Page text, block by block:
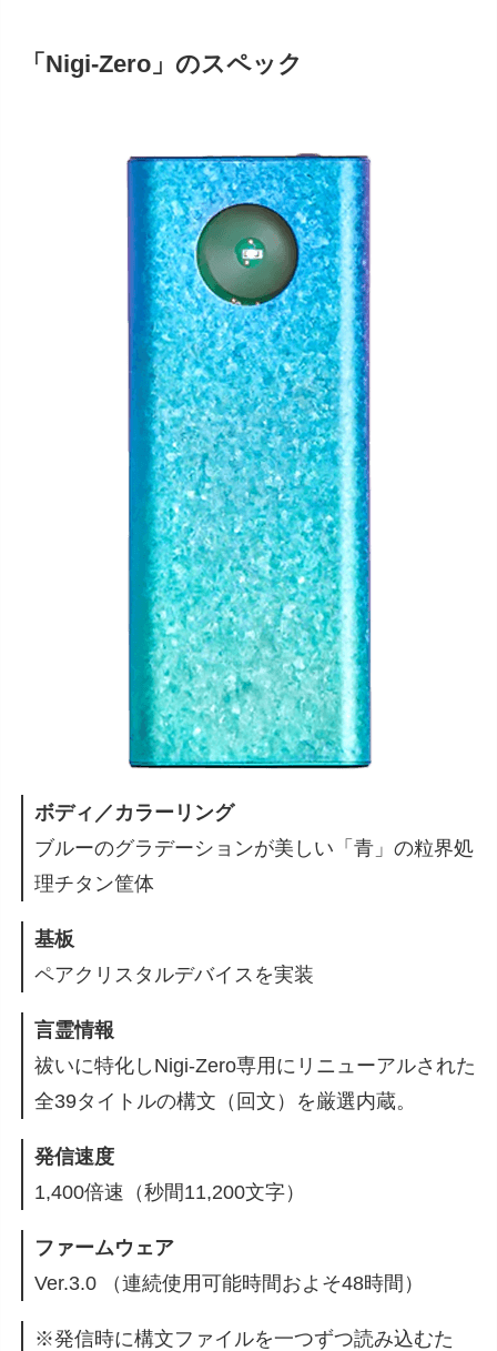
「Nigi-Zero」のスペック
ボディ／カラーリング
ブルーのグラデーションが美しい「青」の粒界処
理チタン筐体
基板
ペアクリスタルデバイスを実装
言霊情報
祓いに特化しNigi-Zero専用にリニューアルされた
全39タイトルの構文（回文）を厳選内蔵。
発信速度
1,400倍速（秒間11,200文字）
ファームウェア
Ver.3.0 （連続使用可能時間およそ48時間）
※発信時に構文ファイルを一つずつ読み込むた